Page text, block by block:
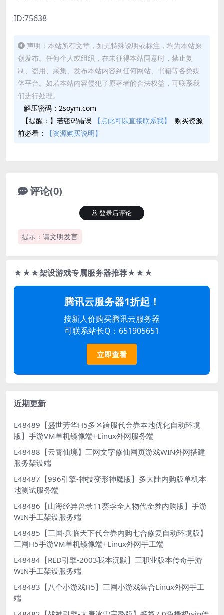
ID:75638
声明：本站所有文章，如无特殊说明或标注，均为本站原
创发布。任何个人或组织，在未征得本站同意时，禁止复
制、盗用、采集、发布本站内容到任何网站、书籍等各类媒
体平台。如若本站内容侵犯了原著者的合法权益，可联系我
们进行处理。
解压密码：2soym.com
【提醒：】若密码错误
【点此可以直接联系我】
购买资源
前必看：
【资源购买说明】
评论(0)
提示：请文明发言
登录后评论
★★★架设游戏专属服务器推荐★★★
腾讯云服务器1折起！
按新人价购买腾讯云服务器
可联系站长Q：651905651
立即查看
近期更新
E48489【盛世芳华H5多区跨服代金券本地优化自动环境
版】手游VM单机镜像端+Linux外网服务端
E48488【云霄仙境】三网文字修仙网页游戏WIN外网搭建
服务架设端
E48487【996引擎-神技变形神魔版】多大陆内购版单机本
地测试服务端
E48486【山海经异兽录11赛季全人物代金券内购版】手游
WIN手工架设服务端
E48485【三国·兵临天下代金券内购七合修复自动环境版】
三网H5手游VM单机镜像端+Linux外网手工端
E48484【RED引擎-2003我本沉默】三职业版本传奇手游
WIN手工架设服务端
E48483【八个小游戏H5】三网小游戏集合Linux外网手工
端